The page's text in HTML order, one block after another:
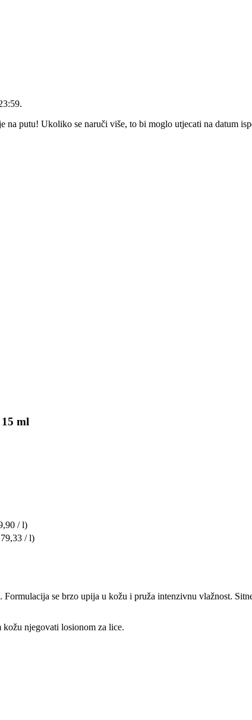
.
na putu! Ukoliko se naruči više, to bi moglo utjecati na datum
ml
/ l)
/ l)
se brzo upija u kožu i pruža intenzivnu vlažnost.
njegovati losionom za lice.